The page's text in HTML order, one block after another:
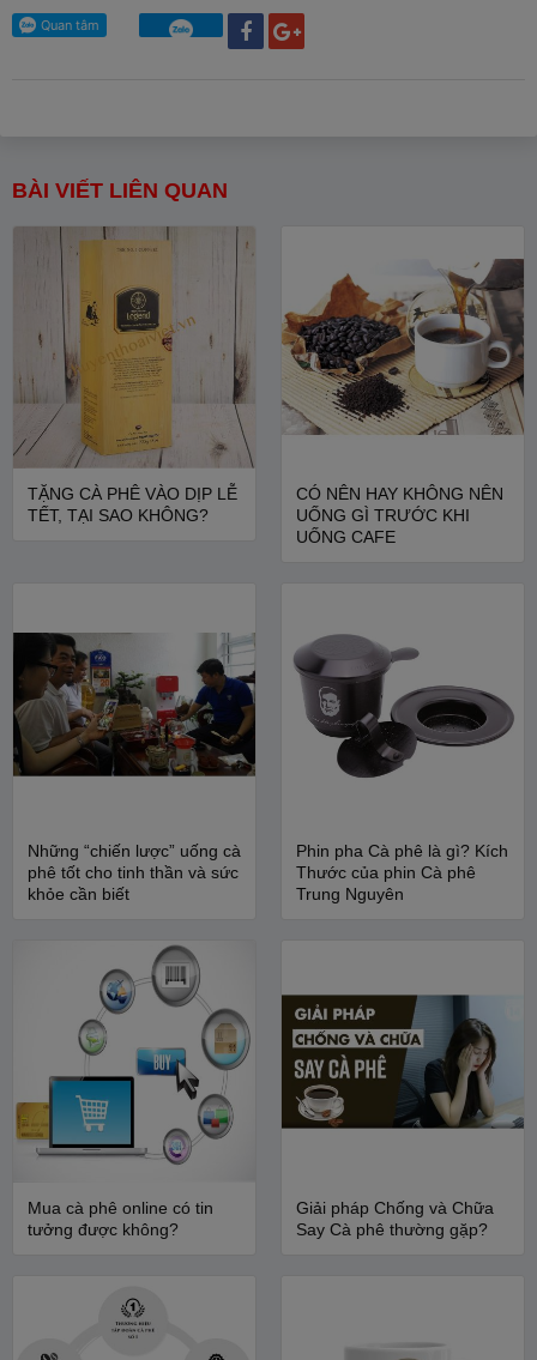
BÀI VIẾT LIÊN QUAN
TẶNG CÀ PHÊ VÀO DỊP LỄ
TẾT, TẠI SAO KHÔNG?
CÓ NÊN HAY KHÔNG NÊN
UỐNG GÌ TRƯỚC KHI
UỐNG CAFE
Những “chiến lược” uống cà
phê tốt cho tinh thần và sức
khỏe cần biết
Phin pha Cà phê là gì? Kích
Thước của phin Cà phê
Trung Nguyên
Mua cà phê online có tin
tưởng được không?
Giải pháp Chống và Chữa
Say Cà phê thường gặp?